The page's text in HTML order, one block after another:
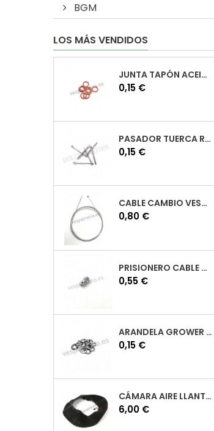
BGM
LOS MÁS VENDIDOS
JUNTA TAPÓN ACEITE VESPA
Precio
0,15 €
PASADOR TUERCA RUEDA VESPA
Precio
0,15 €
CABLE CAMBIO VESPA
Precio
0,80 €
PRISIONERO CABLE CAMBIO VESPA
Precio
0,55 €
ARANDELA GROWER M7 INOX VESPA
Precio
0,15 €
CÁMARA AIRE LLANTA 10 VESPA
Precio
6,00 €